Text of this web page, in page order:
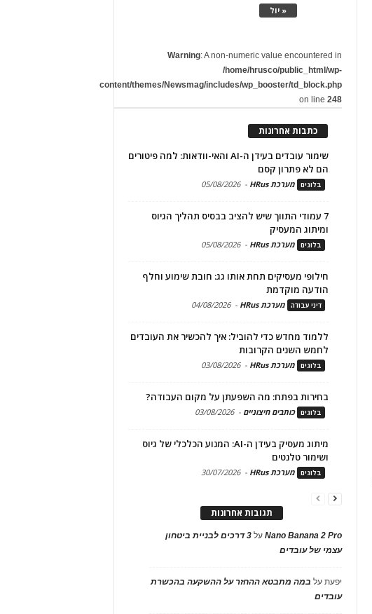
« יול
Warning: A non-numeric value encountered in
/home/hrusco/public_html/wp-
content/themes/Newsmag/includes/wp_booster/td_block.php
on line248
כתבות אחרונות
שימור עובדים בעידן ה-AI והאי-וודאות: למה פיטורים
הם לא פתרון קסם
בלוגים מערכת HRus -
05/08/2026
7 עמודי התווך שיש להציב בבסיס תהליך הגיוס
ומיתוג המעסיק
בלוגים מערכת HRus -
05/08/2026
חילופי מעסיקים תחת אותו גג: חובת שימוע וחלף
הודעה מוקדמת
דיני עבודה מערכת HRus -
04/08/2026
ללמוד מחדש כדי להוביל: איך להכשיר את העובדים
לחמש השנים הקרובות
בלוגים מערכת HRus -
03/08/2026
בחירות בפתח: מה השפעתן על מקום העבודה?
בלוגים כותבים חיצוניים -
03/08/2026
מיתוג מעסיק בעידן ה-AI: המנוע הכלכלי של גיוס
ושימור טלנטים
בלוגים מערכת HRus -
30/07/2026
תגובות אחרונות
Nano Banana 2 Proעל
3 דרכים לבניית ביטחון
עצמי של עובדים
יפעתעל במה מתבטא ההחזר על ההשקעה בהכשרת
עובדים